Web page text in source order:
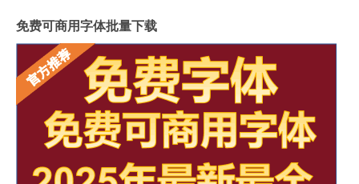
免费可商用字体批量下载